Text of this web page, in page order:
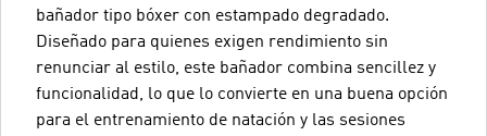
bañador tipo bóxer con estampado degradado.
Diseñado para quienes exigen rendimiento sin
renunciar al estilo, este bañador combina sencillez y
funcionalidad, lo que lo convierte en una buena opción
para el entrenamiento de natación y las sesiones